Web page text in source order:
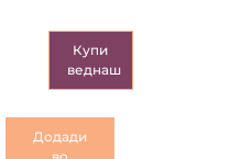
Купи
веднаш
Додади